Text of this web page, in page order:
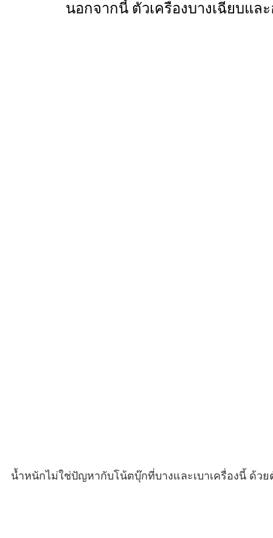
นอกจากนี้ ตัวเครื่องบางเฉียบแ
น้ำหนักไม่ใช่ปัญหากับโน้ตบุ๊กที่บางและเบาเครื่องนี้ ด้วย